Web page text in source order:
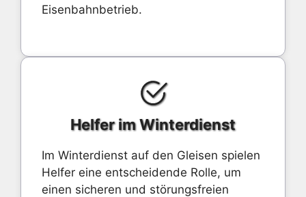
Eisenbahnbetrieb.
Helfer im Winterdienst
Im Winterdienst auf den Gleisen spielen
Helfer eine entscheidende Rolle, um
einen sicheren und störungsfreien